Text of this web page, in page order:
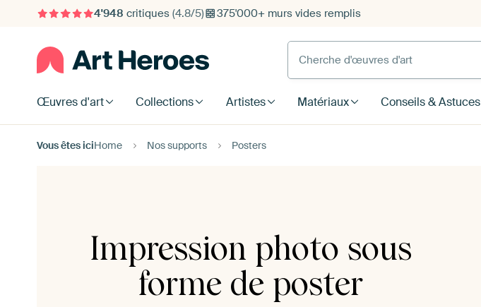
4'948 critiques (4.8/5) 375'000+ murs vides remplis
Cherche d'œuvres d'art
Œuvres d'art Collections Artistes Matériaux Conseils & Astuces
Vous êtes iciHome Nos supports Posters
Impression photo sous
forme de poster